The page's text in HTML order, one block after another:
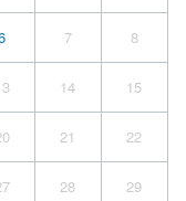
7 8
14 15
21 22
28 29